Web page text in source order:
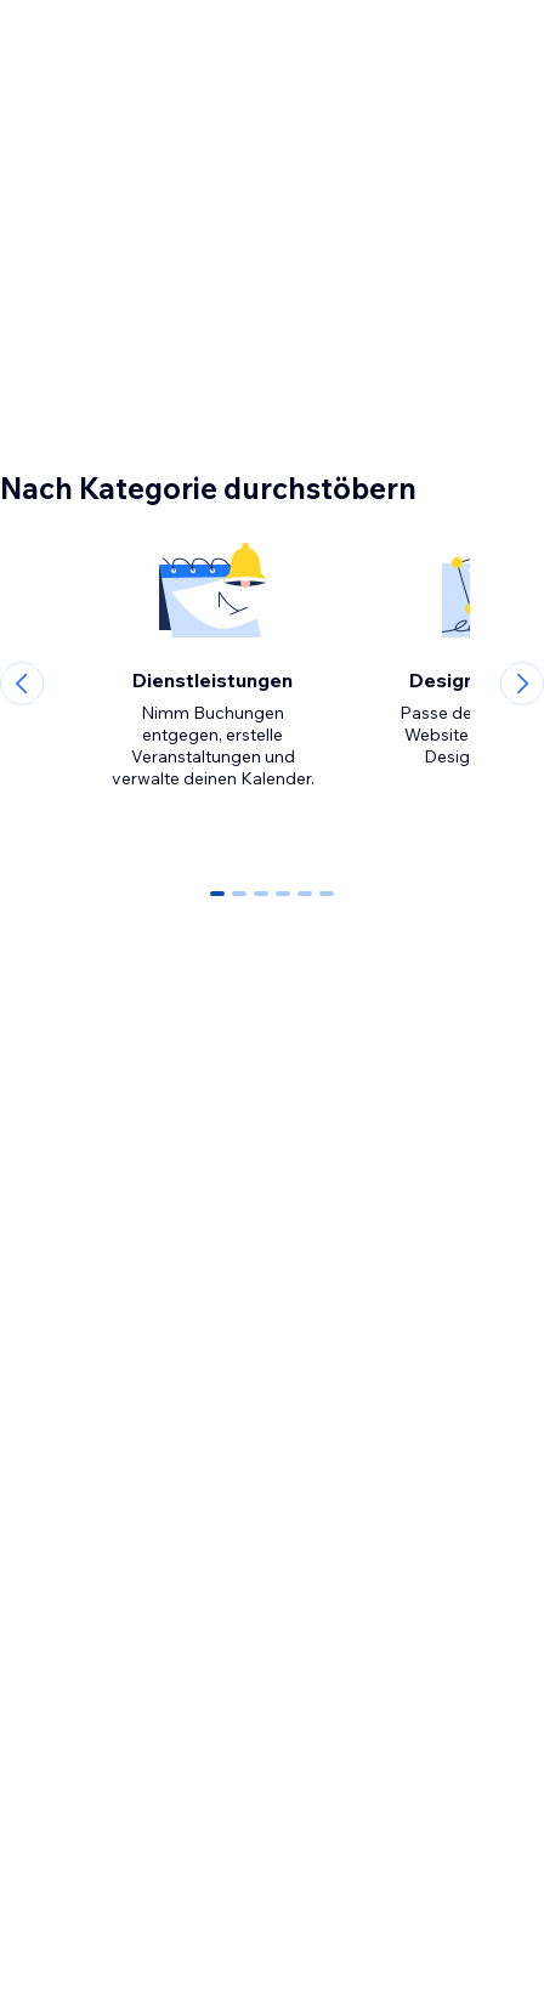
Nach Kategorie durchstöbern
Dienstleistungen
Nimm Buchungen
entgegen, erstelle
Veranstaltungen und
verwalte deinen Kalender.
Design-
Passe den Look
Website mit
0 1 2 3 4 5